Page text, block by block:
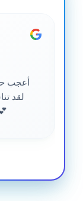
أعجب
لقد
مساعدتهم ... أحب أن أكون جزءا منهم 💕